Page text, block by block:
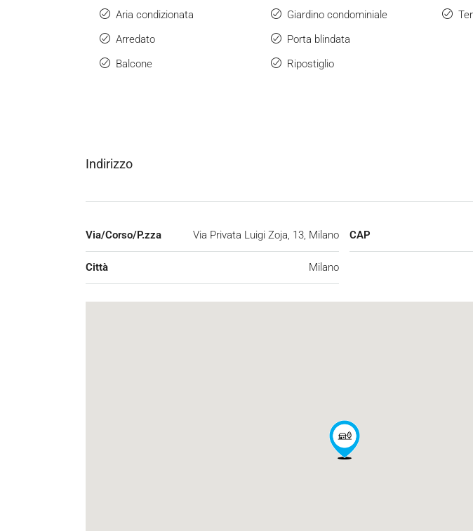
Aria condizionata
Arredato
Balcone
Giardino condominiale
Porta blindata
Ripostiglio
Indirizzo
Via/Corso/P.zza Via Privata Luigi Zoja, 13, Milano
Città Milano
CAP